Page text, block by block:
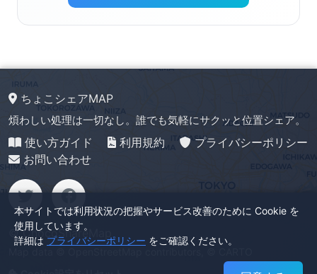
ちょこシェアMAP
煩わしい処理は一切なし。誰でも気軽にサクッと位置シェア。
使い方ガイド 利用規約
プライバシーポリシー
お問い合わせ
© ChocoShareMap
本サイトでは利用状況の把握やサービス改善のために Cookie を
使用しています。
詳細は プライバシーポリシー をご確認ください。